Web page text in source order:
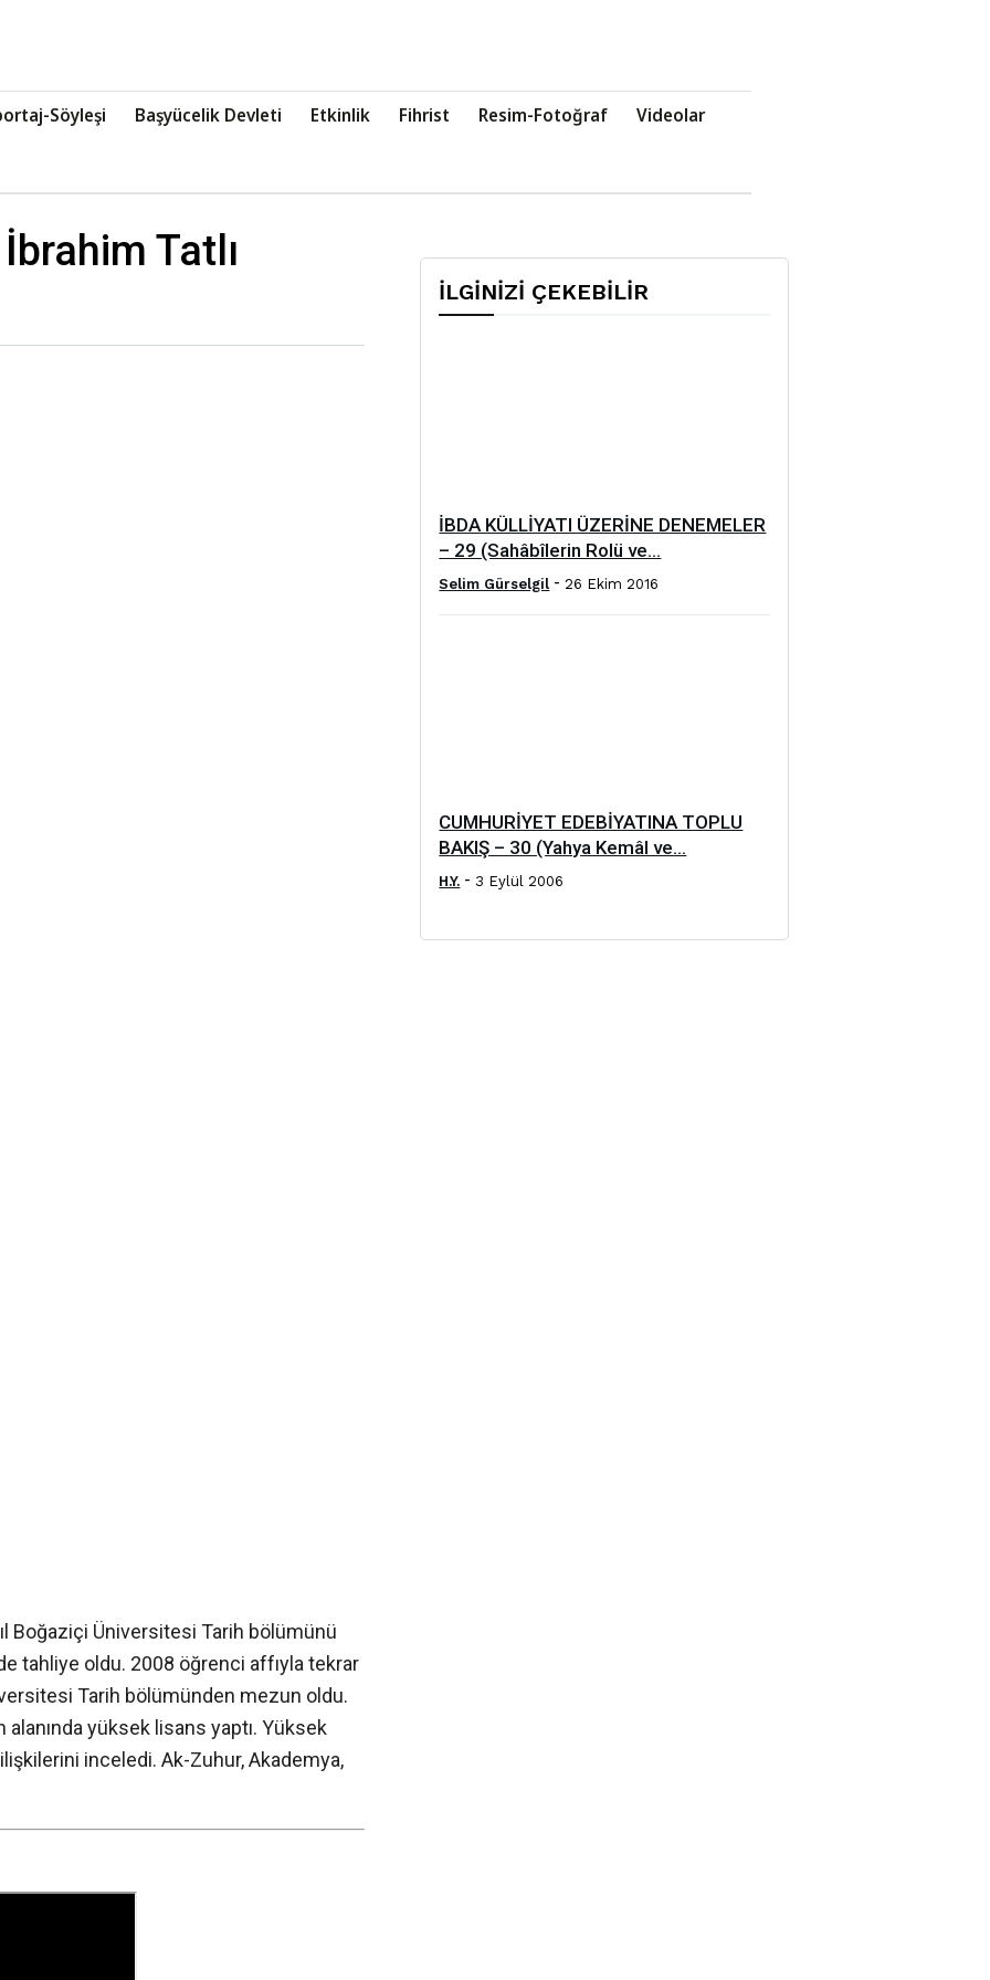
Söyleşi Başyücelik Devleti Etkinlik Fihrist Resim-Fotoğraf Videolar
Tatlı
Boğaziçi Üniversitesi Tarih bölümünü
tahliye oldu. 2008 öğrenci affıyla tekrar
Tarih bölümünden mezun oldu.
alanında yüksek lisans yaptı. Yüksek
inceledi. Ak-Zuhur, Akademya,
İLGİNİZİ ÇEKEBİLİR
İBDA KÜLLİYATI ÜZERİNE DENEMELER
– 29 (Sahâbîlerin Rolü ve...
Selim Gürselgil - 26 Ekim 2016
CUMHURİYET EDEBİYATINA TOPLU
BAKIŞ – 30 (Yahya Kemâl ve...
H.Y. - 3 Eylül 2006